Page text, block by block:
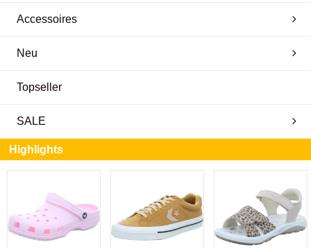
Accessoires
Neu
Topseller
SALE
Highlights